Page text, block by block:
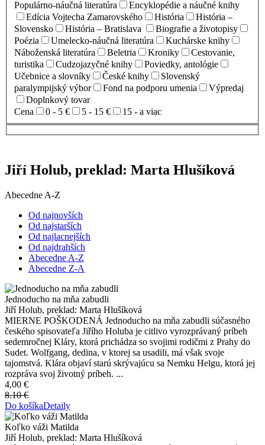
Populárno-náučná literatúra
Encyklopédie a náučné knihy
Edícia Vojtecha Zamarovského
História
História –
Slovensko
História – Bratislava
Biografie a životopisy
Poézia
Umelecko-náučná literatúra
Kuchárske knihy
Náboženská literatúra
Beletria Kroniky
Cestovanie,
turistika
Cudzojazyčné knihy
Poviedky, antológie
Učebnice a slovníky
České knihy
Slovenský
paralympijský výbor
Fond na podporu umenia
Výpredaj
Doplnkový tovar
Cena
0 - 5 € 5 - 15 € 15 - a viac
Jiří Holub, preklad: Marta Hlušíková
Abecedne A-Z
Od najnovších
Od najstarších
Od najlacnejších
Od najdrahších
Abecedne A-Z
Abecedne Z-A
Jednoducho na mňa zabudli
Jiří Holub, preklad: Marta Hlušíková
MIERNE POŠKODENÁ Jednoducho na mňa zabudli súčasného
českého spisovateľa Jiřího Holuba je citlivo vyrozprávaný príbeh
sedemročnej Kláry, ktorá prichádza so svojimi rodičmi z Prahy do
Sudet. Wolfgang, dedina, v ktorej sa usadili, má však svoje
tajomstvá. Klára objaví starú skrývajúcu sa Nemku Helgu, ktorá jej
rozpráva svoj životný príbeh. ...
4,00 €
8.10 €
Do košíkaDetaily
Koľko váži Matilda
Jiří Holub, preklad: Marta Hlušíková